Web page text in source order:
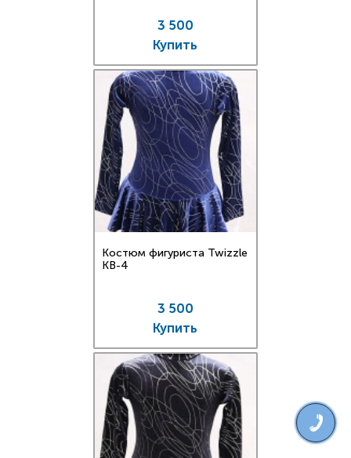
3 500
Купить
Костюм фигуриста Twizzle
KB-4
3 500
Купить